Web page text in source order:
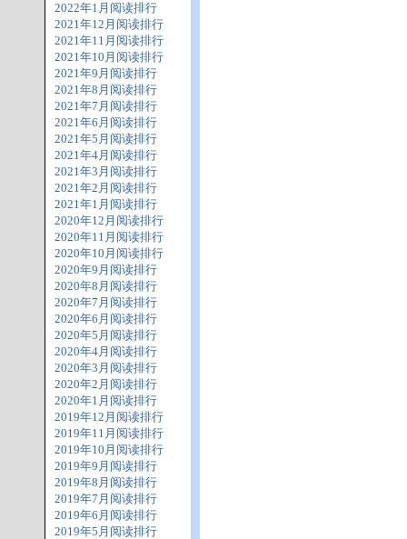
2022年1月阅读排行
2021年12月阅读排行
2021年11月阅读排行
2021年10月阅读排行
2021年9月阅读排行
2021年8月阅读排行
2021年7月阅读排行
2021年6月阅读排行
2021年5月阅读排行
2021年4月阅读排行
2021年3月阅读排行
2021年2月阅读排行
2021年1月阅读排行
2020年12月阅读排行
2020年11月阅读排行
2020年10月阅读排行
2020年9月阅读排行
2020年8月阅读排行
2020年7月阅读排行
2020年6月阅读排行
2020年5月阅读排行
2020年4月阅读排行
2020年3月阅读排行
2020年2月阅读排行
2020年1月阅读排行
2019年12月阅读排行
2019年11月阅读排行
2019年10月阅读排行
2019年9月阅读排行
2019年8月阅读排行
2019年7月阅读排行
2019年6月阅读排行
2019年5月阅读排行